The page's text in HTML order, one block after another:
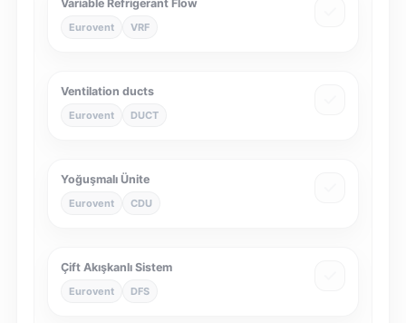
Variable Refrigerant Flow
Eurovent VRF
Ventilation ducts
Eurovent DUCT
Yoğuşmalı Ünite
Eurovent CDU
Çift Akışkanlı Sistem
Eurovent DFS